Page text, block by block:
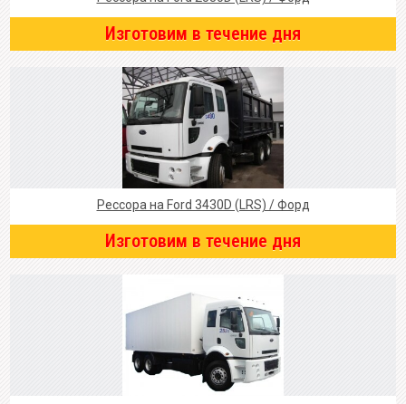
Изготовим в течение дня
Рессора на Ford 3430D (LRS) / Форд
Изготовим в течение дня